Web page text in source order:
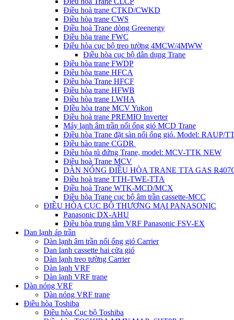
Điều hoà trane CTKD/CWKD
Điều hòa trane CWS
Điều hoà Trane dòng Greenergy
Điều hòa trane FWC
Điều hòa cục bộ treo tường 4MCW/4MWW
Điều hòa cục bộ dân dụng Trane
Điều hòa trane FWDP
Điều hòa trane HFCA
Điều hòa Trane HFCF
Điều hòa trane HFWB
Điều hòa trane LWHA
ĐIều hòa trane MCV Yukon
Điều hoà trane PREMIO Inverter
Máy lạnh âm trần nối ống gió MCD Trane
Điều hòa Trane đặt sàn nối ống gió. Model: RAUP/
Điều hào trane CGDR
Điều hòa tủ đứng Trane, model: MCV-TTK NEW
Điều hoà Trane MCV
DÀN NÓNG ĐIỀU HÒA TRANE TTA GAS
Điều hoà trane TTH-TWE-TTA
Điều hoà Trane WTK-MCD/MCX
Điều hòa Trane cục bộ âm trần cassette-MCC
ĐIỀU HÒA CỤC BỘ THƯƠNG MẠI PANASONIC
Panasonic DX-AHU
Điều hòa trung tâm VRF Panasonic FSV-EX
Dan lạnh áp trần
Dàn lạnh âm trần nối ống gió Carrier
Dan lanh cassette hai cửa gió
Dàn lạnh treo tường Carrier
Dàn lạnh VRF
Dàn lạnh VRF trane
Dàn nóng VRF
Dàn nóng VRF trane
Điều hòa Toshiba
Điều hòa Cục bộ Toshiba